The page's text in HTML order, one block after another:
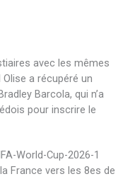
avec les mêmes
a récupéré un
Barcola, qui n’a
pour inscrire le